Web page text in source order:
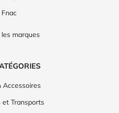
Fnac
marques
Accessoires
et Transports